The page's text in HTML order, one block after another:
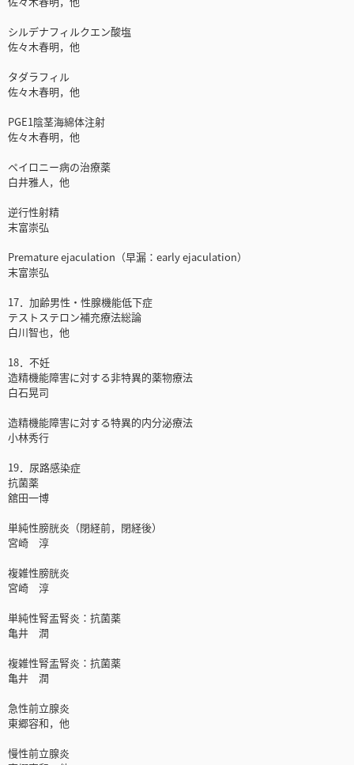
シルデナフィルクエン酸塩
佐々木春明，他
タダラフィル
佐々木春明，他
PGE1陰茎海綿体注射
佐々木春明，他
ペイロニー病の治療薬
白井雅人，他
逆行性射精
末富崇弘
Premature ejaculation（早漏：early ejaculation）
末富崇弘
17．加齢男性・性腺機能低下症
テストステロン補充療法総論
白川智也，他
18．不妊
造精機能障害に対する非特異的薬物療法
白石晃司
造精機能障害に対する特異的内分泌療法
小林秀行
19．尿路感染症
抗菌薬
舘田一博
単純性膀胱炎（閉経前，閉経後）
宮崎 淳
複雑性膀胱炎
宮崎 淳
単純性腎盂腎炎：抗菌薬
亀井 潤
複雑性腎盂腎炎：抗菌薬
亀井 潤
急性前立腺炎
東郷容和，他
慢性前立腺炎